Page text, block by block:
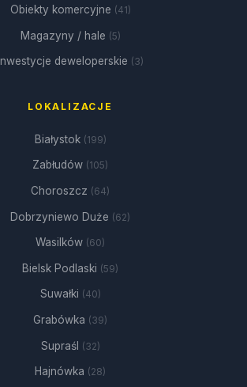
Obiekty komercyjne (41)
Magazyny / hale (5)
Inwestycje deweloperskie (3)
LOKALIZACJE
Białystok (199)
Zabłudów (105)
Choroszcz (64)
Dobrzyniewo Duże (62)
Wasilków (60)
Bielsk Podlaski (59)
Suwałki (40)
Grabówka (39)
Supraśl (32)
Hajnówka (28)